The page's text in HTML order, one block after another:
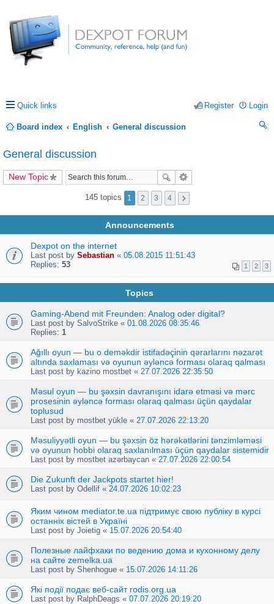
Quick links Login
Register
Board index English
General discussion
General discussion
New Topic
145 topics 1 2 3 4
Announcements
Dexpot on the internet
Last post by Sebastian « 05.08.2015 11:51:43
Replies: 53 1 2 3
Topics
Gaming-Abend mit Freunden: Analog oder digital?
Last post by SalvoStrike « 01.08.2026 08:35:46
Replies: 1
Ağıllı oyun — bu o deməkdir istifadəçinin qərarlarını nəzarət
altında saxlaması və oyunun əyləncə forması olaraq qalması
Last post by kazino mostbet « 27.07.2026 22:35:50
Məsul oyun — bu şəxsin davranışını idarə etməsi və mərc
prosesinin əyləncə forması olaraq qalması üçün qaydalar
toplusud
Last post by mostbet yükle « 27.07.2026 22:13:20
Məsuliyyətli oyun — bu şəxsin öz hərəkətlərini tənzimləməsi
və oyunun hobbi olaraq saxlanılması üçün qaydalar sistemidir
Last post by mostbet azərbaycan « 27.07.2026 22:00:54
Die Zukunft der Jackpots startet hier!
Last post by Odellif « 24.07.2026 10:02:23
Яким чином mediator.te.ua підтримує свою публіку в курсі
останніх вістей в Україні
Last post by Joietig « 15.07.2026 20:54:40
Полезные лайфхаки по ведению дома и кухонному делу
на сайте zemelka.ua
Last post by Shenhogue « 15.07.2026 14:11:26
Які події подає веб-сайт rodis.org.ua
Last post by RalphDeags « 07.07.2026 20:19:20